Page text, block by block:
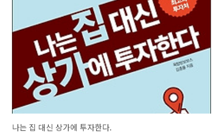
이크로소프트와 페이스북은 어닝 서프라이즈를 보여줬지만 3M과 테슬
라는 그렇지 못했다. 인텔을 -9% 가까운 하락세를 보였다. 다가오는 4월
29일은 구글이, 4월 30일은 애플이 실적 발표를 한다. FOMC도 4월 30
일과 5월 1일 양일에 걸쳐 개최된다. 아마도 많은 사람들이..
나는 집 대신 상가에 투자한다.